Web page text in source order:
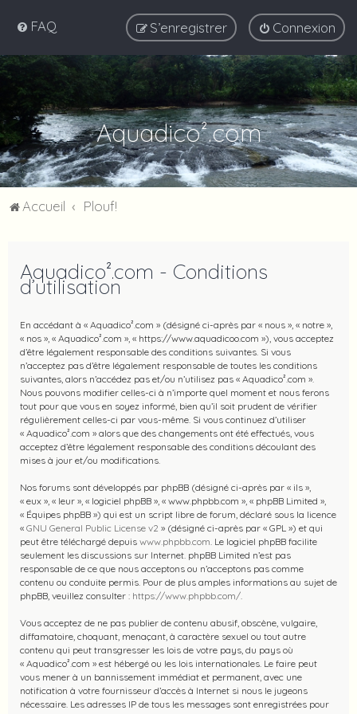
FAQ Connexion
S’enregistrer
Aquadico².com
Accueil Plouf!
Aquadico².com - Conditions
d’utilisation
En accédant à « Aquadico².com » (désigné ci-après par « nous », « notre »,
« nos », « Aquadico².com », « https://www.aquadicoo.com »), vous acceptez
d’être légalement responsable des conditions suivantes. Si vous
n’acceptez pas d’être légalement responsable de toutes les conditions
suivantes, alors n’accédez pas et/ou n’utilisez pas « Aquadico².com ».
Nous pouvons modifier celles-ci à n’importe quel moment et nous ferons
tout pour que vous en soyez informé, bien qu’il soit prudent de vérifier
régulièrement celles-ci par vous-même. Si vous continuez d’utiliser
« Aquadico².com » alors que des changements ont été effectués, vous
acceptez d’être légalement responsable des conditions découlant des
mises à jour et/ou modifications.
Nos forums sont développés par phpBB (désigné ci-après par « ils »,
« eux », « leur », « logiciel phpBB », « www.phpbb.com », « phpBB Limited »,
« Équipes phpBB ») qui est un script libre de forum, déclaré sous la licence
« GNU General Public License v2 » (désigné ci-après par « GPL ») et qui
peut être téléchargé depuis www.phpbb.com . Le logiciel phpBB facilite
seulement les discussions sur Internet. phpBB Limited n’est pas
responsable de ce que nous acceptons ou n’acceptons pas comme
contenu ou conduite permis. Pour de plus amples informations au sujet de
phpBB, veuillez consulter : https://www.phpbb.com/
Vous acceptez de ne pas publier de contenu abusif, obscène, vulgaire,
diffamatoire, choquant, menaçant, à caractère sexuel ou tout autre
contenu qui peut transgresser les lois de votre pays, du pays où
« Aquadico².com » est hébergé ou les lois internationales. Le faire peut
vous mener à un bannissement immédiat et permanent, avec une
notification à votre fournisseur d’accès à Internet si nous le jugeons
nécessaire. Les adresses IP de tous les messages sont enregistrées pour